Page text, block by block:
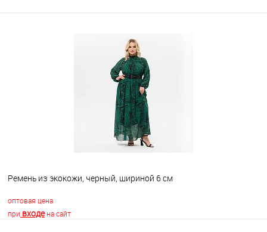
Ремень из экокожи, черный, шириной 6 см
оптовая цена
при входена сайт